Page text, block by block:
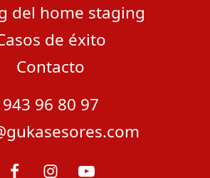
del home staging
de éxito
Contacto
943 96 80 97